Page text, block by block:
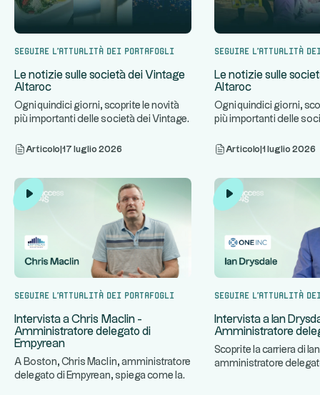
Seguire l'attualità dei portafogli
Le notizie sulle società dei Vintage
Altaroc
Ogni quindici giorni, scoprite le novità
più importanti delle società dei Vintage
Articolo 17 luglio 2026
Seguire l'attualità
Le notizie sulle
Altaroc
Ogni quindici giorni,
più importanti delle
Articolo 1 luglio 2026
Seguire l'attualità dei portafogli
Intervista a Chris Maclin -
Amministratore delegato di
Empyrean
A Boston, Chris Maclin, amministratore
delegato di Empyrean, spiega come la
Seguire l'attualità
Intervista a Ian
Amministratore
Scoprite la carriera di
amministratore